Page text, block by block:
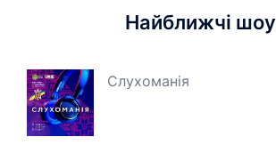
Найближчі шоу
Слухоманія